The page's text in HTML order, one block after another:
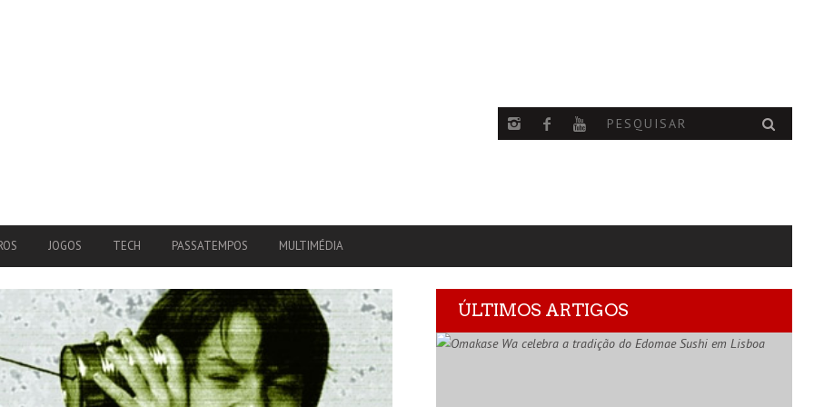
JOGOS TECH PASSATEMPOS MULTIMÉDIA
ÚLTIMOS ARTIGOS